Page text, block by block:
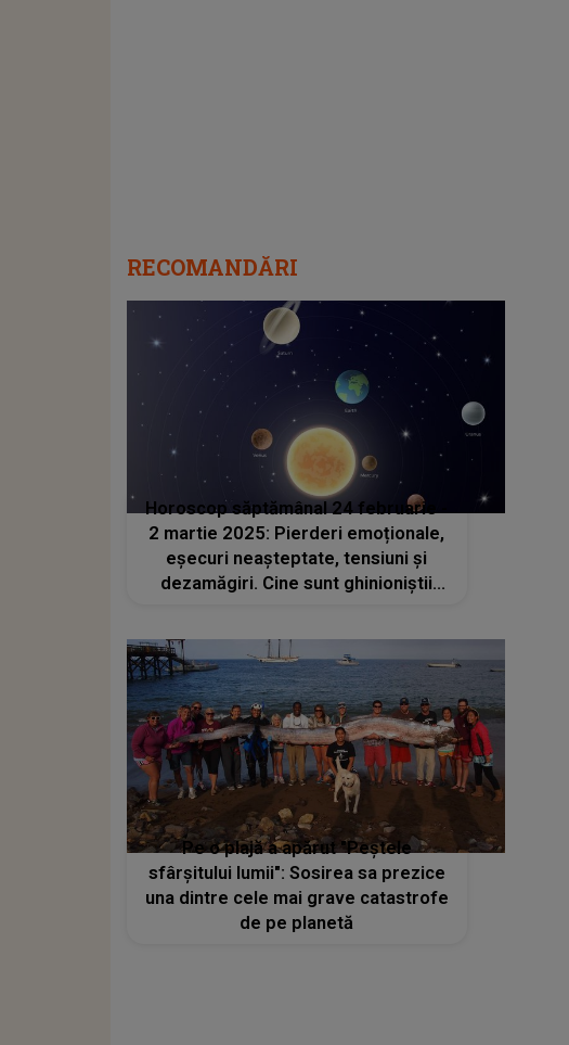
RECOMANDĂRI
Horoscop săptămânal 24 februarie -
2 martie 2025: Pierderi emoționale,
eșecuri neașteptate, tensiuni și
dezamăgiri. Cine sunt ghinioniștii
Pe o plajă a apărut "Peștele
sfârșitului lumii": Sosirea sa prezice
una dintre cele mai grave catastrofe
de pe planetă